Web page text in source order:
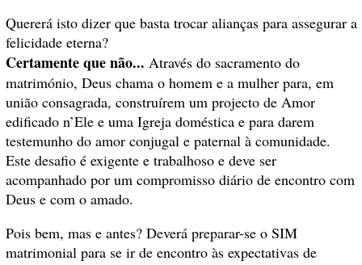
Quererá isto dizer que basta trocar alianças para assegurar a
felicidade eterna?
Certamente que não... Através do sacramento do
matrimónio, Deus chama o homem e a mulher para, em
união consagrada, construírem um projecto de Amor
edificado n’Ele e uma Igreja doméstica e para darem
testemunho do amor conjugal e paternal à comunidade.
Este desafio é exigente e trabalhoso e deve ser
acompanhado por um compromisso diário de encontro com
Deus e com o amado.
Pois bem, mas e antes? Deverá preparar-se o SIM
matrimonial para se ir de encontro às expectativas de